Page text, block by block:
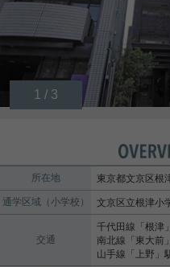
1 / 3
所在地 東京都文京区根
通学区域（小学校） 文京区立根津小
交通
千代田線 「根津
南北線 「東大前
山手線 「 上野 」